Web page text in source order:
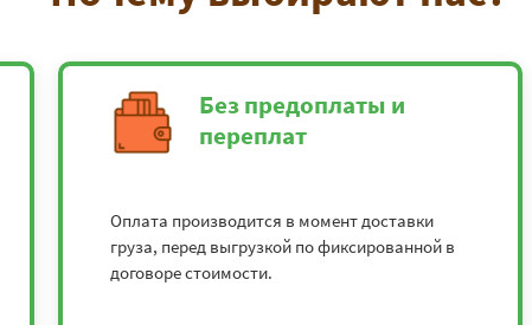
Без предоплаты и
переплат
Оплата производится в момент доставки
груза, перед выгрузкой по фиксированной в
договоре стоимости.